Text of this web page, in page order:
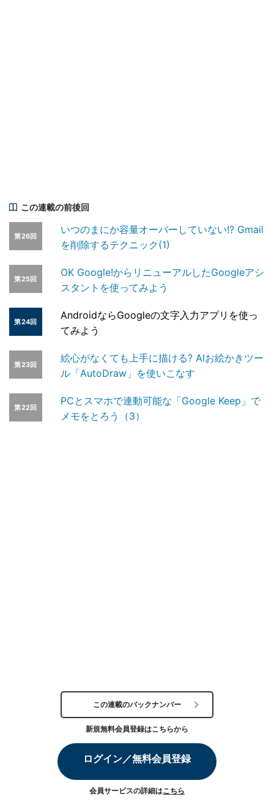
この連載の前後回
第26回
いつのまにか容量オーバーしていない!? Gmail
を削除するテクニック(1)
第25回
OK Google!からリニューアルしたGoogleアシ
スタントを使ってみよう
第24回
AndroidならGoogleの文字入力アプリを使っ
てみよう
第23回
絵心がなくても上手に描ける? AIお絵かきツー
ル「AutoDraw」を使いこなす
第22回
PCとスマホで連動可能な「Google Keep」で
メモをとろう（3）
この連載のバックナンバー
新規無料会員登録はこちらから
ログイン／無料会員登録
会員サービスの詳細はこちら